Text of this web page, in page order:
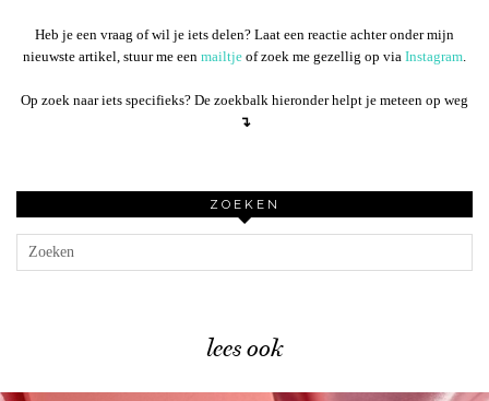
Heb je een vraag of wil je iets delen? Laat een reactie achter onder mijn
nieuwste artikel, stuur me een mailtje of zoek me gezellig op via Instagram
Op zoek naar iets specifieks? De zoekbalk hieronder helpt je meteen op weg
↴
ZOEKEN
lees ook